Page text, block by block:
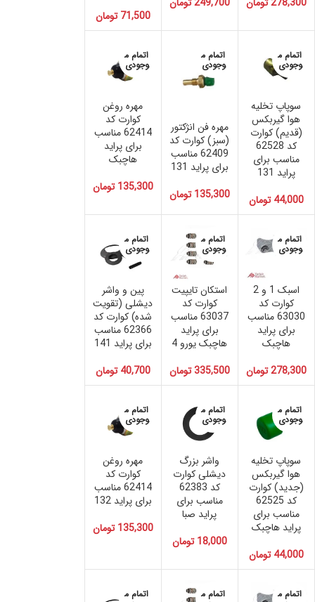
71,500 تومان
اتمام م
وجودی
سوپاپ تخلیه
هوا گیربکس
(قدیم) کوارت
کد 62528
مناسب برای
پراید 131
44,000 تومان
اتمام م
وجودی
مهره فن انژکتور
(سبز) کوارت کد
62409 مناسب
برای پراید 131
135,300 تومان
اتمام م
وجودی
مهره روغن
کوارت کد
62414 مناسب
برای پراید
هاچبک
135,300 تومان
اتمام م
وجودی
اسبک 1 و 2
کوارت کد
63030 مناسب
برای پراید
هاچبک
278,300تومان
اتمام م
وجودی
استکان تایپیت
کوارت کد
63037 مناسب
برای پراید
هاچبک یورو 4
335,500تومان
اتمام م
وجودی
پین و واشر
دیشلی (تقویت
شده) کوارت کد
62366 مناسب
برای پراید 141
40,700 تومان
اتمام م
وجودی
سوپاپ تخلیه
هوا گیربکس
(جدید) کوارت
کد 62525
مناسب برای
پراید هاچبک
44,000 تومان
اتمام م
وجودی
واشر بزرگ
دیشلی کوارت
کد 62383
مناسب برای
پراید صبا
18,000 تومان
اتمام م
وجودی
مهره روغن
کوارت کد
62414 مناسب
برای پراید 132
135,300 تومان
اتمام م اتمام م اتمام م